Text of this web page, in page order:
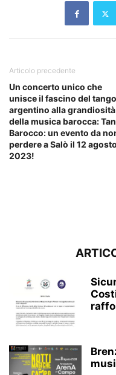
Articolo precedente
Un concerto unico che
unisce il fascino del tango
argentino alla grandiosità
della musica barocca:
Barocco: un evento da
perdere a Salò il 12 agosto
2023!